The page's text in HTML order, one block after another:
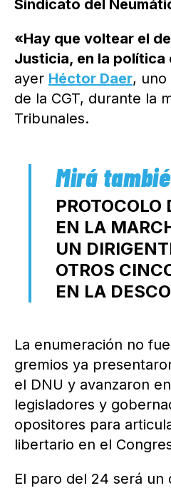
Sindicato del
«Hay que voltear el
Justicia, en la política
ayer Héctor Daer, uno
de la CGT, durante la
Tribunales.
PROTOCOLO
EN LA
UN
OTROS
EN LA
La enumeración no
gremios ya
el DNU y avanzaron
legisladores y
opositores para
libertario en el
El paro del 24 será un